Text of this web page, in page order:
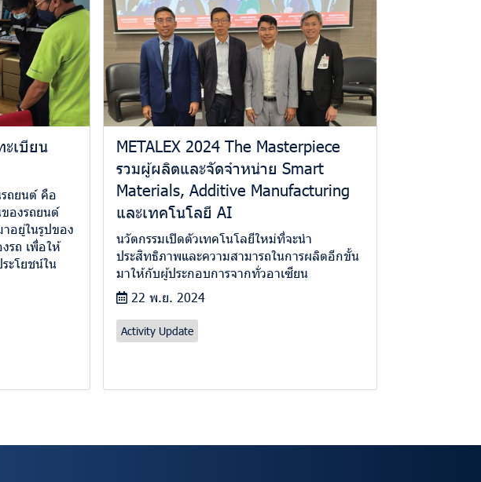
เบียน
ถยนต์ คือ
องรถยนต์
อยู่ในรูปของ
รถ เพื่อให้
ะโยชน์ใน
METALEX 2024 The Masterpiece
รวมผู้ผลิตและจัดจำหน่าย Smart
Materials, Additive Manufacturing
และเทคโนโลยี AI
นวัตกรรมเปิดตัวเทคโนโลยีใหม่ที่จะนำ
ประสิทธิภาพและความสามารถในการผลิตอีกขั้น
มาให้กับผู้ประกอบการจากทั่วอาเซียน
22 พ.ย. 2024
Activity Update